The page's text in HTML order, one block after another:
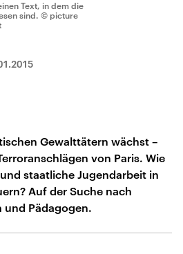
Text, in dem die
sind. © picture
Gewalttätern wächst –
von Paris. Wie
staatliche Jugendarbeit in
Auf der Suche nach
und Pädagogen.